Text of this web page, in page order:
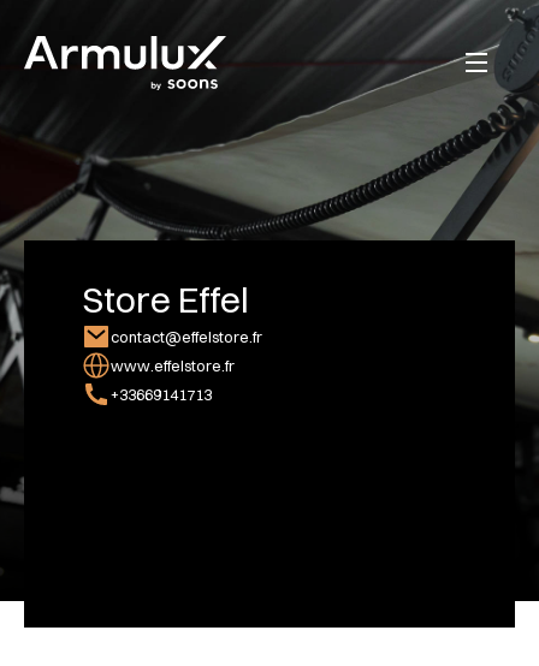
Store Effel
contact@effelstore.fr
www.effelstore.fr
+33669141713